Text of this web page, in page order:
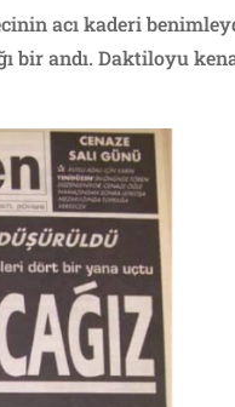
acı kaderi
bir andı. Daktiloyu